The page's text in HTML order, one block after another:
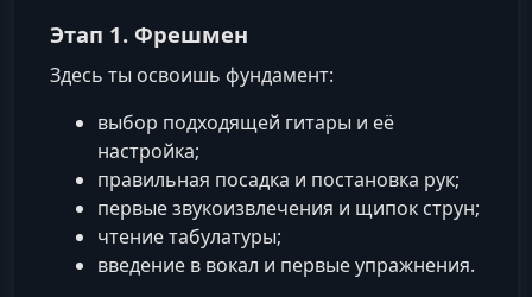
Этап 1. Фрешмен
Здесь ты освоишь фундамент:
выбор подходящей гитары и её
настройка;
правильная посадка и постановка рук;
первые звукоизвлечения и щипок струн;
чтение табулатуры;
введение в вокал и первые упражнения.